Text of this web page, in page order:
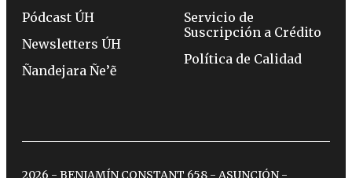
Pódcast ÚH
Newsletters ÚH
Ñandejara Ñe’ẽ
Servicio de
Suscripción a Crédito
Política de Calidad
2026 - BENJAMÍN CONSTANT 658 - ASUNCIÓN -